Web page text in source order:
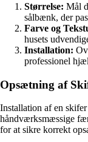
Størrelse: Mål
sålbænk, der
Farve og
husets
Installation:
professionel
Opsætning af
Installation af en
håndværksmæssige
for at sikre korrekt